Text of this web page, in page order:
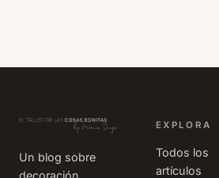
parar,
(también
Y es por eso
Un blog sobre
decoración,
EXPLORA
Todos los
artículos